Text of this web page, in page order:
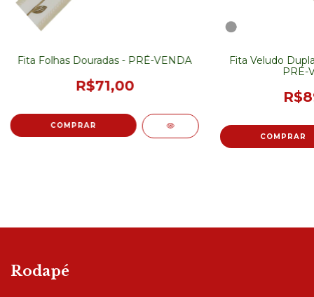
Fita Folhas Douradas - PRÉ-VENDA
R$71,00
Fita Veludo
PRÉ-
Rodapé